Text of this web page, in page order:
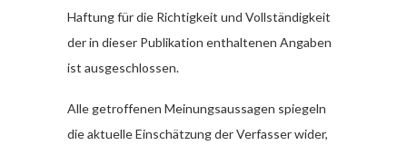
Haftung für die Richtigkeit und Vollständigkeit
der in dieser Publikation enthaltenen Angaben
ist ausgeschlossen.
Alle getroffenen Meinungsaussagen spiegeln
die aktuelle Einschätzung der Verfasser wider,